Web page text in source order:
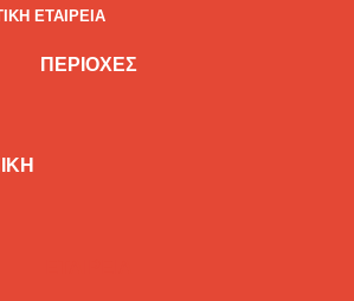
ΕΤΑΙΡΕΙΑ
ΠΕΡΙΟΧΕΣ